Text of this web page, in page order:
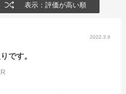
表示：評価が高い順
2022.3.9
です。